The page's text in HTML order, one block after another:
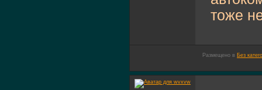
тоже
Размещено в Без